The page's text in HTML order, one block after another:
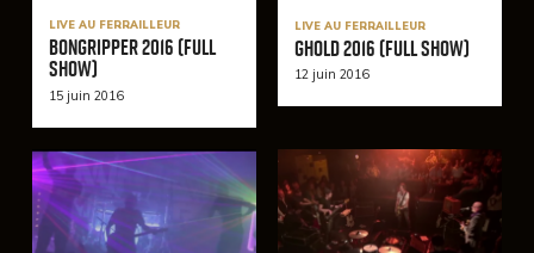
LIVE AU FERRAILLEUR
BonGripper 2016 (Full
Show)
15 juin 2016
LIVE AU FERRAILLEUR
Ghold 2016 (Full Show)
12 juin 2016